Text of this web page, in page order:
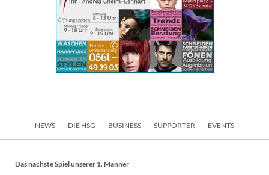
Navigation
NEWS DIE HSG BUSINESS SUPPORTER EVENTS
Das nächste Spiel unserer 1. Männer